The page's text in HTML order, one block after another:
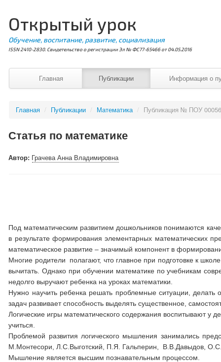
Открытый урок
Обучение, воспитание, развитие, социализация
ISSN 2410-2830. Свидетельство о регистрации Эл № ФС77-65466 от 04.05.2016
Главная Публикации Информация о
Главная / Публикации / Математика / Публикация № ПОУ
Статья по математике
Автор: Грачева Анна Владимировна
Под математическим развитием дошкольников понимаются
в результате формирования элементарных математических
математическое развитие – значимый компонент в
Многие родители полагают, что главное при подготовке к
вычитать. Однако при обучении математике по учебникам
недолго выручают ребенка на уроках математики.
Нужно научить ребенка решать проблемные ситуации,
задач развивает способность выделять существенное,
Логические игры математического содержания воспитывают у
учиться.
Проблемой развития логического мышления занимались
М.Монтесори, Л.С.Выготский, П.Я. Гальперин, В.В.Давыдов,
Мышление является высшим познавательным процессом.